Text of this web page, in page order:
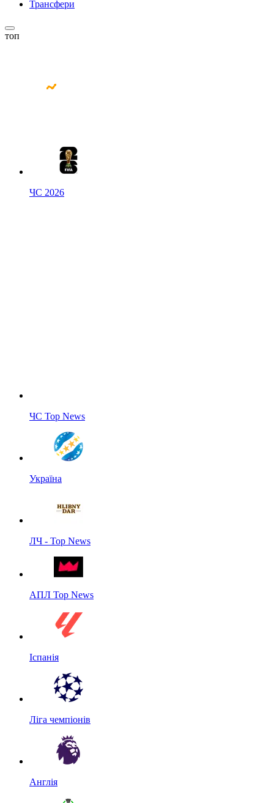
Трансфери
топ
ЧС 2026
ЧС Top News
Україна
ЛЧ - Top News
АПЛ Top News
Іспанія
Ліга чемпіонів
Англія